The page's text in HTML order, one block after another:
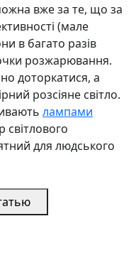
вже за те, що за
(мале
в багато разів
розжарювання.
доторкатися, а
розсіяне світло.
лампами
світлового
для людського